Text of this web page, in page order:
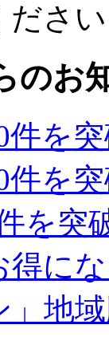
ださ
のお
件を
件を
を突
得に
」地